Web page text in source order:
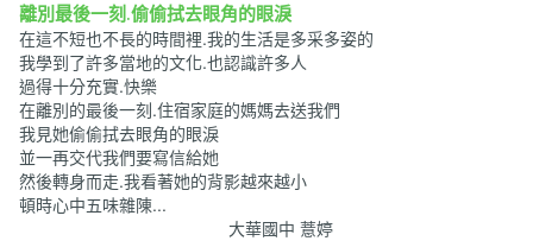
離別最後一刻.偷偷拭去眼角的眼淚
在這不短也不長的時間裡.我的生活是多采多姿的
我學到了許多當地的文化.也認識許多人
過得十分充實.快樂
在離別的最後一刻.住宿家庭的媽媽去送我們
我見她偷偷拭去眼角的眼淚
並一再交代我們要寫信給她
然後轉身而走.我看著她的背影越來越小
頓時心中五味雜陳...
大華國中 薏婷